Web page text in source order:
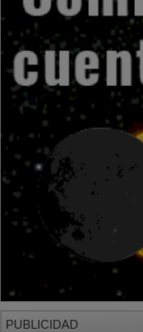
PUBLICIDAD